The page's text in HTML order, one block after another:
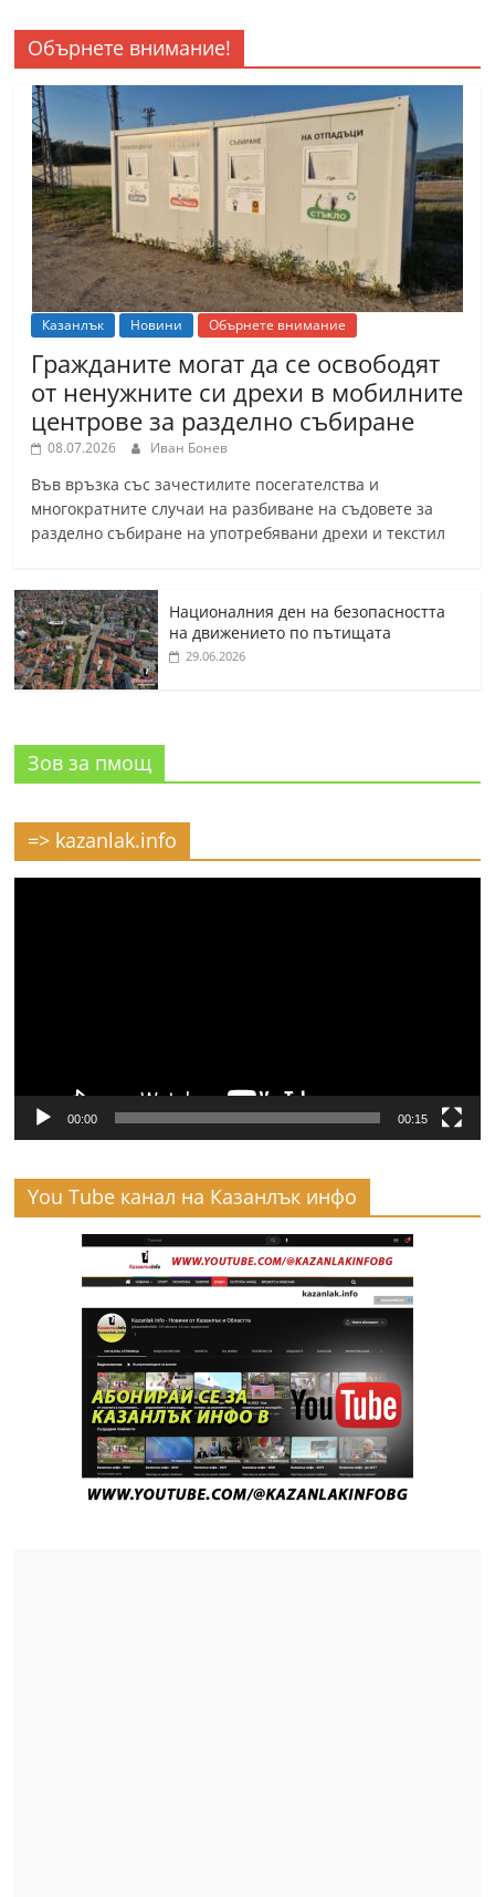
Обърнете внимание!
Казанлък Новини Обърнете внимание
Гражданите могат да се освободят
от ненужните си дрехи в мобилните
центрове за разделно събиране
08.07.2026 Иван Бонев
Във връзка със зачестилите посегателства и
многократните случаи на разбиване на съдовете за
разделно събиране на употребявани дрехи и текстил
Националния ден на безопасността
на движението по пътищата
29.06.2026
Зов за пмощ
=> kazanlak.info
00:00 00:15
You Tube канал на Казанлък инфо